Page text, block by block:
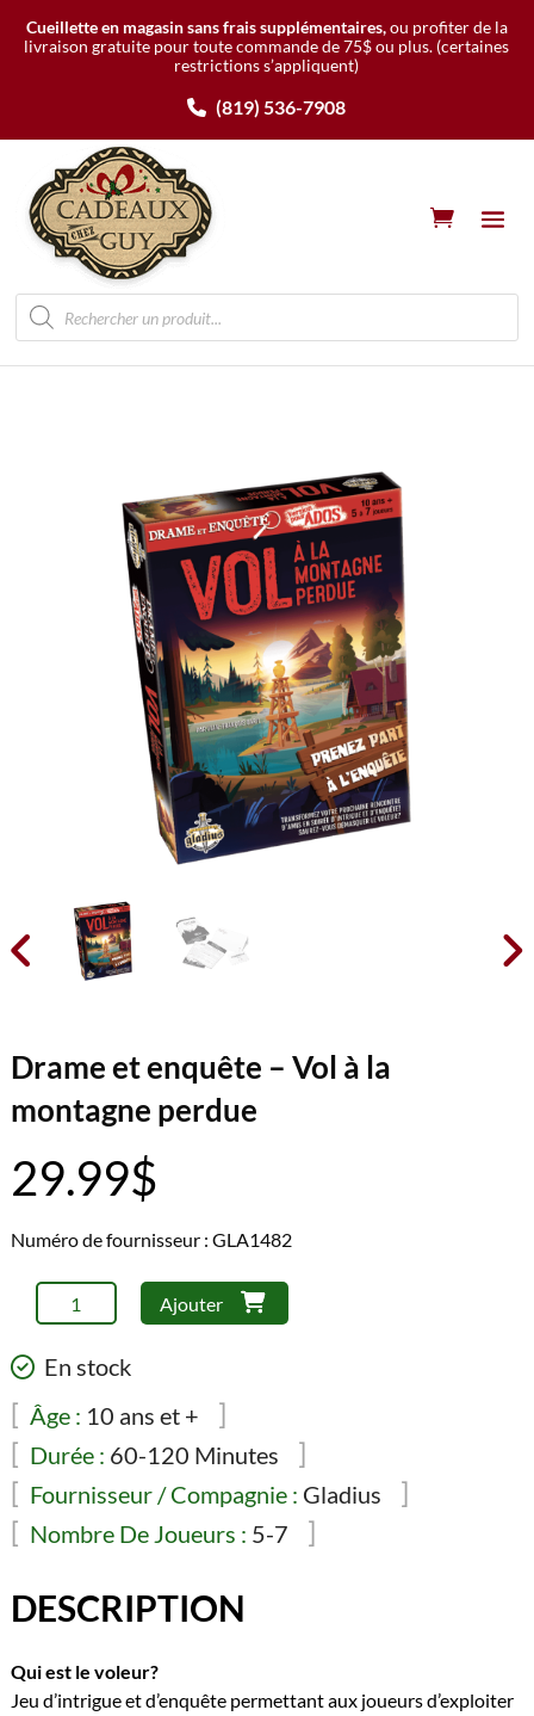
Cueillette en magasin sans frais supplémentaires,ou profiter de la
livraison gratuite pour toute commande de 75$ ou plus. (certaines
restrictions s’appliquent)
(819) 536-7908
Recherche
de
produits
 
Drame et enquête – Vol à la
montagne perdue
29.99$
Numéro de fournisseur : GLA1482
quantité
de
Drame
et
enquête
Vol
à
la
Ajouter
En stock
Âge : 10 ans et +
Durée : 60-120 Minutes
Fournisseur / Compagnie : Gladius
Nombre De Joueurs : 5-7
DESCRIPTION
Qui est le voleur?
Jeu d’intrigue et d’enquête permettant aux joueurs d’exploiter